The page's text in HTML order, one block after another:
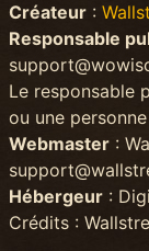
Créateur :
Responsable
Le responsable
ou une
Webmaster :
Hébergeur :
Crédits :